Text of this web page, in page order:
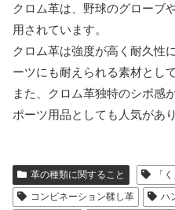
クロム革は、野球のグローブ
用されています。
クロム革は強度が高く耐久性
ーツにも耐えられる素材とし
また、クロム革独特のシボ感
ポーツ用品としても人気があり
革の種類に関すること 「く
コンビネーション鞣し革
ハ